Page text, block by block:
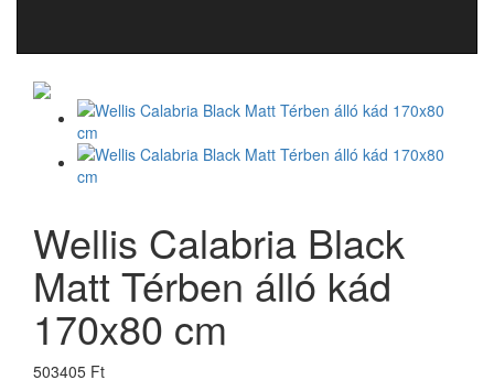
Wellis Calabria Black
Matt Térben álló kád
170x80 cm
503405 Ft